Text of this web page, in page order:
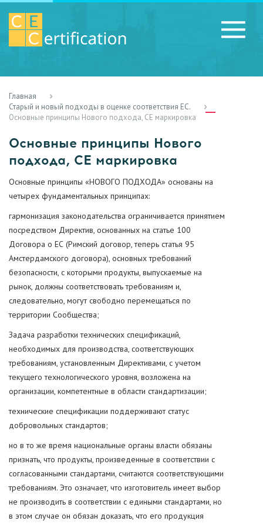
RU
Главная
Старый и новый подходы в оценке соответствия ЕС.
Основные принципы Нового подхода, СЕ маркировка
Основные принципы Нового
подхода, СЕ маркировка
Основные принципы «НОВОГО ПОДХОДА» основаны на
четырех фундаментальных принципах:
гармонизация законодательства ограничивается принятием
посредством Директив, основанных на статье 100
Договора о ЕС (Римский договор, теперь статья 95
Амстердамского договора), основных требований
безопасности, с которыми продукты, выпускаемые на
рынок, должны соответствовать требованиям и,
следовательно, могут свободно перемещаться по
территории Сообщества;
Задача разработки технических спецификаций,
необходимых для производства, соответствующих
требованиям, установленным Директивами, с учетом
текущего технологического уровня, возложена на
организации, компетентные в области стандартизации;
технические спецификации поддерживают статус
добровольных стандартов;
но в то же время национальные органы власти обязаны
признать, что продукты, произведенные в соответствии с
согласованными стандартами, считаются соответствующими
требованиям. Это означает, что изготовитель имеет выбор
не производить в соответствии с едиными стандартами, но
в этом случае он обязан доказать, что его продукция